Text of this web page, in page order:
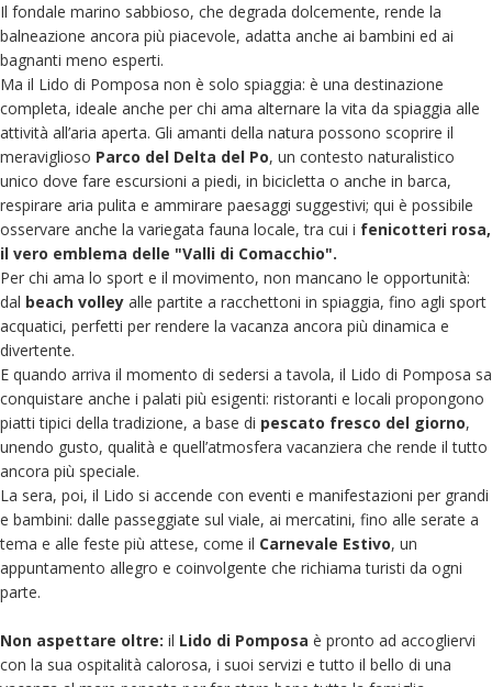
Il fondale marino sabbioso, che degrada dolcemente, rende la
balneazione ancora più piacevole, adatta anche ai bambini ed ai
bagnanti meno esperti.
Ma il Lido di Pomposa non è solo spiaggia: è una destinazione
completa, ideale anche per chi ama alternare la vita da spiaggia alle
attività all’aria aperta. Gli amanti della natura possono scoprire il
meraviglioso Parco del Delta del Po, un contesto naturalistico
unico dove fare escursioni a piedi, in bicicletta o anche in barca,
respirare aria pulita e ammirare paesaggi suggestivi; qui è possibile
osservare anche la variegata fauna locale, tra cui i fenicotteri rosa,
il vero emblema delle "Valli di Comacchio".
Per chi ama lo sport e il movimento, non mancano le opportunità:
dal beach volley alle partite a racchettoni in spiaggia, fino agli sport
acquatici, perfetti per rendere la vacanza ancora più dinamica e
divertente.
E quando arriva il momento di sedersi a tavola, il Lido di Pomposa sa
conquistare anche i palati più esigenti: ristoranti e locali propongono
piatti tipici della tradizione, a base di pescato fresco del giorno,
unendo gusto, qualità e quell’atmosfera vacanziera che rende il tutto
ancora più speciale.
La sera, poi, il Lido si accende con eventi e manifestazioni per grandi
e bambini: dalle passeggiate sul viale, ai mercatini, fino alle serate a
tema e alle feste più attese, come il Carnevale Estivo, un
appuntamento allegro e coinvolgente che richiama turisti da ogni
parte.
Non aspettare oltre: il Lido di Pomposa è pronto ad accogliervi
con la sua ospitalità calorosa, i suoi servizi e tutto il bello di una